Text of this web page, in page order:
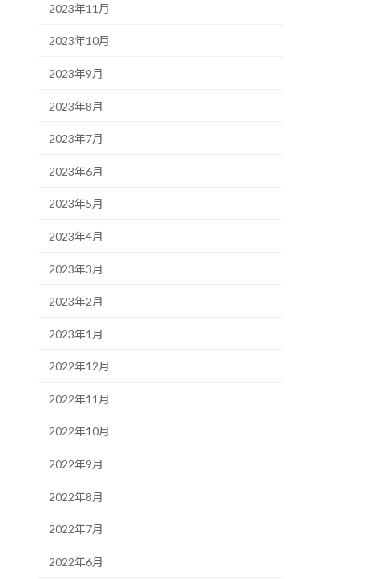
2023年11月
2023年10月
2023年9月
2023年8月
2023年7月
2023年6月
2023年5月
2023年4月
2023年3月
2023年2月
2023年1月
2022年12月
2022年11月
2022年10月
2022年9月
2022年8月
2022年7月
2022年6月